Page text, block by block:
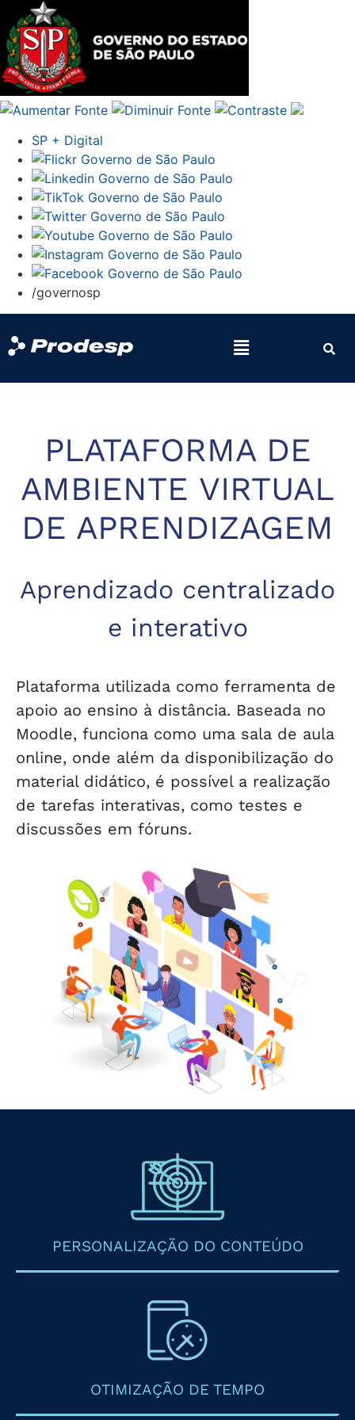
SP + Digital
/governosp
PLATAFORMA DE
AMBIENTE VIRTUAL
DE APRENDIZAGEM
Aprendizado centralizado
e interativo
Plataforma utilizada como ferramenta de
apoio ao ensino à distância. Baseada no
Moodle, funciona como uma sala de aula
online, onde além da disponibilização do
material didático, é possível a realização
de tarefas interativas, como testes e
discussões em fóruns.
PERSONALIZAÇÃO DO CONTEÚDO
OTIMIZAÇÃO DE TEMPO